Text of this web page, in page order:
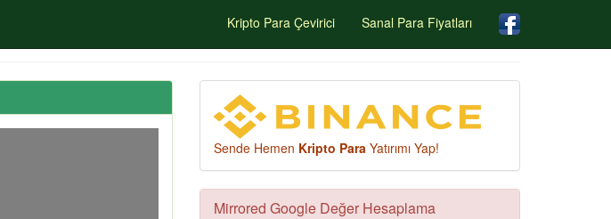
Kripto Para Çevirici Sanal Para Fiyatları
Sende Hemen Kripto Para Yatırımı Yap!
Mirrored Google Değer Hesaplama